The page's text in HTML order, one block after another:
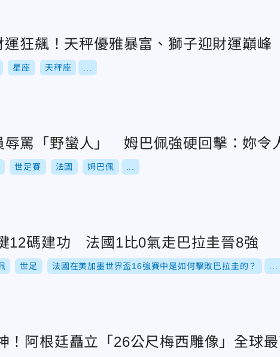
狂飆！天秤優雅暴富、獅子迎財運巔峰
星座 天秤座
辱罵「野蠻人」 姆巴佩強硬回擊：妳令
世足賽 法國 姆巴佩
12碼建功 法國1比0氣走巴拉圭晉8強
世足 法國在美加墨世界盃16強賽中是如何擊敗巴拉圭的？
！阿根廷矗立「26公尺梅西雕像」全球